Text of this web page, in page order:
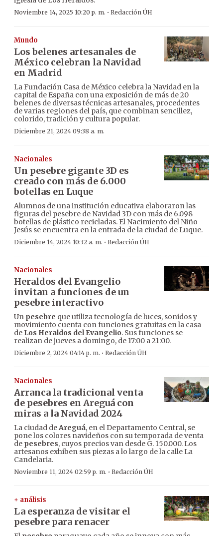
Noviembre 14, 2025 10:20 p. m. · Redacción ÚH
Mundo
Los belenes artesanales de
México celebran la Navidad
en Madrid
La Fundación Casa de México celebra la Navidad en la
capital de España con una exposición de más de 20
belenes de diversas técnicas artesanales, procedentes
de varias regiones del país, que combinan sencillez,
colorido, tradición y cultura popular.
Diciembre 21, 2024 09:38 a. m.
Nacionales
Un pesebre gigante 3D es
creado con más de 6.000
botellas en Luque
Alumnos de una institución educativa elaboraron las
figuras del pesebre de Navidad 3D con más de 6.098
botellas de plástico recicladas. El Nacimiento del Niño
Jesús se encuentra en la entrada de la ciudad de Luque.
Diciembre 14, 2024 10:32 a. m. · Redacción ÚH
Nacionales
Heraldos del Evangelio
invitan a funciones de un
pesebre interactivo
Un pesebre que utiliza tecnología de luces, sonidos y
movimiento cuenta con funciones gratuitas en la casa
de Los Heraldos del Evangelio. Sus funciones se
realizan de jueves a domingo, de 17:00 a 21:00.
Diciembre 2, 2024 04:14 p. m. · Redacción ÚH
Nacionales
Arranca la tradicional venta
de pesebres en Areguá con
miras a la Navidad 2024
La ciudad deAreguá, en el Departamento Central, se
pone los colores navideños con su temporada de venta
de pesebres, cuyos precios van desde G. 150.000. Los
artesanos exhiben sus piezas a lo largo de la calle La
Candelaria.
Noviembre 11, 2024 02:59 p. m. · Redacción ÚH
+ análisis
La esperanza de visitar el
pesebre para renacer